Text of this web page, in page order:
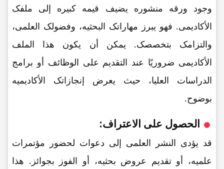
وجود ورقه منشوره یضیف قیمه کبیره إلى ملفک
الأکادیمی. فهو یبرز مهاراتک البحثیه، وفضولک العلمی،
والتزامک بتخصصک. یمکن أن یکون هذا الملف
الأکادیمی ضروریًا عند التقدیم على الوظائف أو برامج
الدراسات العلیا، حیث یعرض إنجازاتک الأکادیمیه
بوضوح.
الحصول على الاعتراف:
قد یؤدی النشر العلمی إلى دعوات لحضور مؤتمرات
علمیه، أو تقدیم عروض بحثیه، أو الفوز بجوائز. هذا